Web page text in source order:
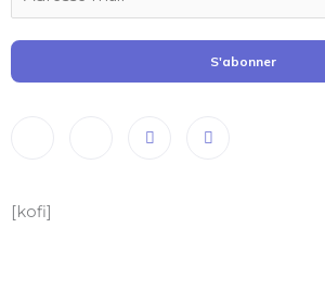
S'abonner
[kofi]